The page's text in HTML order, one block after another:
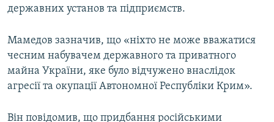
державних установ та підприємств.
Мамедов зазначив, що «ніхто не може вважатися
чесним набувачем державного та приватного
майна України, яке було відчужено внаслідок
агресії та окупації Автономної Республіки Крим».
Він повідомив, що придбання російськими